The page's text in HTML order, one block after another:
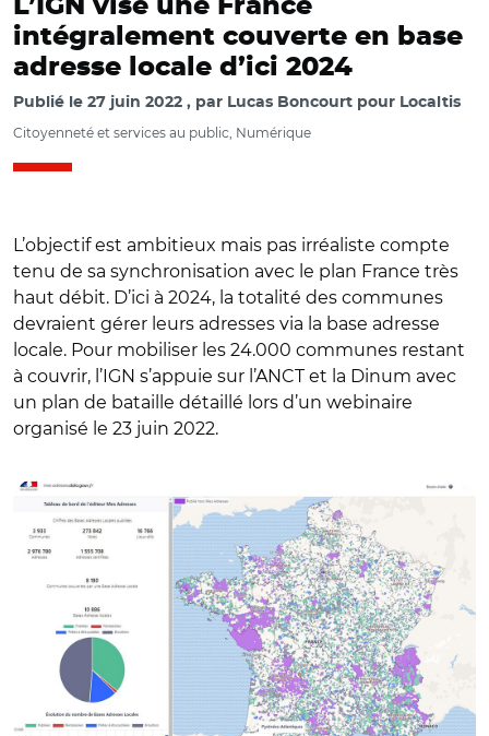
L’IGN vise une France
intégralement couverte en base
adresse locale d’ici 2024
Publié le 27 juin 2022 par Lucas Boncourt pour Localtis
Citoyenneté et services au public, Numérique
L’objectif est ambitieux mais pas irréaliste compte
tenu de sa synchronisation avec le plan France très
haut débit. D’ici à 2024, la totalité des communes
devraient gérer leurs adresses via la base adresse
locale. Pour mobiliser les 24.000 communes restant
à couvrir, l’IGN s’appuie sur l’ANCT et la Dinum avec
un plan de bataille détaillé lors d’un webinaire
organisé le 23 juin 2022.
© Capture du site "mes-adresses.data.gouv.fr"/ Carte